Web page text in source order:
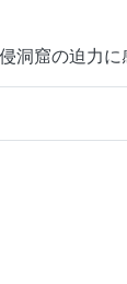
洞窟の迫力